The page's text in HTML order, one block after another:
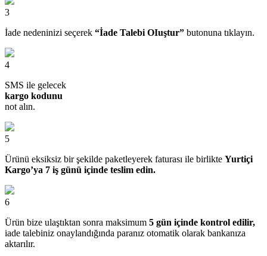
3
İade nedeninizi seçerek “İade Talebi OIuştur” butonuna tıklayın.
4
SMS ile gelecek
kargo kodunu
not alın.
5
Ürünü eksiksiz bir şekilde paketleyerek faturası ile birlikte Yurtiçi
Kargo’ya 7 iş günü içinde teslim edin.
6
Ürün bize ulaştıktan sonra maksimum 5 gün içinde kontrol edilir,
iade talebiniz onaylandığında paranız otomatik olarak bankanıza
aktarılır.